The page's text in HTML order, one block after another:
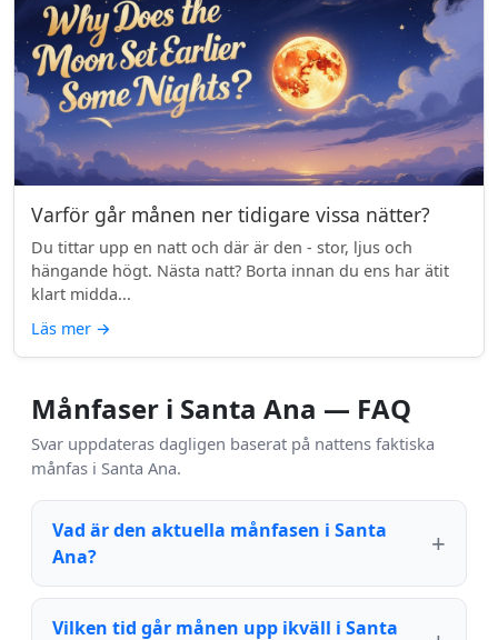
Varför går månen ner tidigare vissa nätter?
Du tittar upp en natt och där är den - stor, ljus och
hängande högt. Nästa natt? Borta innan du ens har ätit
klart midda...
Läs mer →
Månfaser i Santa Ana — FAQ
Svar uppdateras dagligen baserat på nattens faktiska
månfas i Santa Ana.
Vad är den aktuella månfasen i Santa
Ana?
Vilken tid går månen upp ikväll i Santa